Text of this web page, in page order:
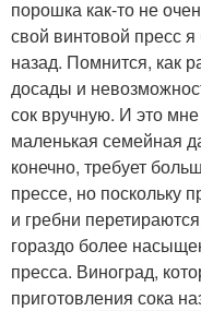
порошка как-то не
свой винтовой пресс
назад. Помнится, как
досады и
сок вручную. И это
маленькая семейная
конечно, требует
прессе, но поскольку
и гребни
гораздо более
пресса. Виноград,
приготовления сока